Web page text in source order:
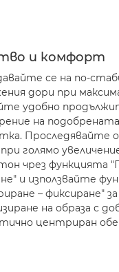
и комфорт
се на по-
дори при
удобно
на
Проследявайте
голямо
чрез функцията
и използвайте
– фиксиране"
на образа с
центриран